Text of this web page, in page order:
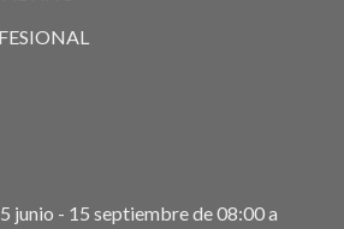
junio - 15 septiembre de 08:00 a